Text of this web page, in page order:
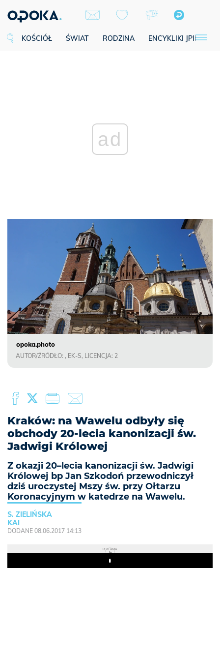
KOŚCIÓŁ ŚWIAT RODZINA ENCYKLIKI JPII
ad
opoka.photo
AUTOR/ŹRÓDŁO: , EK-S, LICENCJA: 2
Kraków: na Wawelu odbyły się
obchody 20-lecia kanonizacji św.
Jadwigi Królowej
Z okazji 20–lecia kanonizacji św. Jadwigi
Królowej bp Jan Szkodoń przewodniczył
dziś uroczystej Mszy św. przy Ołtarzu
Koronacyjnym w katedrze na Wawelu.
S. ZIELIŃSKA
KAI
DODANE 08.06.2017 14:13
REKLAMA
Play